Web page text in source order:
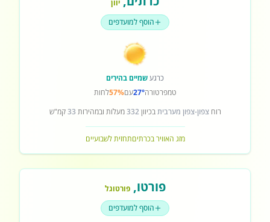
יוון
הוסף למועדפים
כרגעשמיים בהירים
טמפרטורה27°עם57%לחות
רוחצפון-צפון מערביתבכיוון332מעלות ובמהירות 33קמ"ש
מזג האוויר בכרתיםתחזית לשבועיים
פורטו,פורטוגל
הוסף למועדפים